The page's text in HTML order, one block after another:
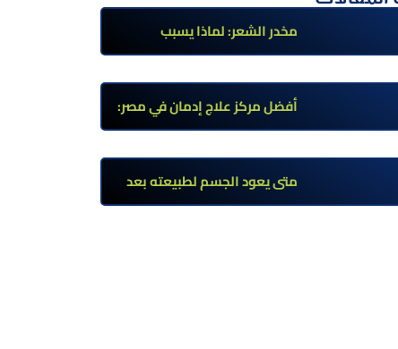
مخدر الشعر: لماذا يسبب
الإدمان؟ تعرف على أضراره
وأعراضه وطرق العلاج
أفضل مركز علاج إدمان في مصر:
برامج علاج معتمدة وتعافي آمن
تحت إشراف طبي
متى يعود الجسم لطبيعته بعد
ترك مخدر الآيس؟ مراحل التعافي